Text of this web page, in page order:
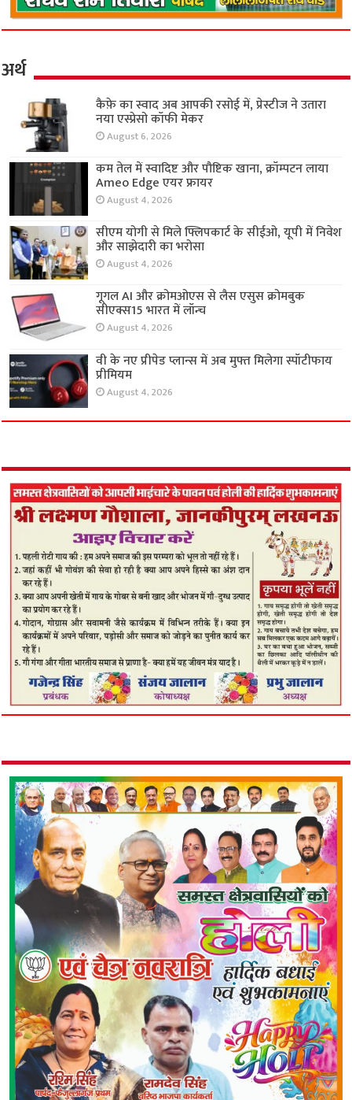
अर्थ
कैफ़े का स्वाद अब आपकी रसोई में, प्रेस्टीज ने उतारा
नया एस्प्रेसो कॉफी मेकर
August 6, 2026
कम तेल में स्वादिष्ट और पौष्टिक खाना, क्रॉम्पटन लाया
Ameo Edge एयर फ्रायर
August 4, 2026
सीएम योगी से मिले फ्लिपकार्ट के सीईओ, यूपी में निवेश
और साझेदारी का भरोसा
August 4, 2026
गूगल AI और क्रोमओएस से लैस एसुस क्रोमबुक
सीएक्स15 भारत में लॉन्च
August 4, 2026
वी के नए प्रीपेड प्लान्स में अब मुफ्त मिलेगा स्पॉटीफाय
प्रीमियम
August 4, 2026